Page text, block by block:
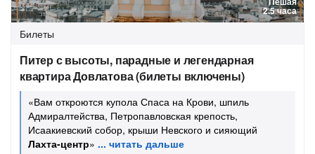
2.5 часа
Билеты
Питер с высоты, парадные и легендарная
квартира Довлатова (билеты включены)
«Вам откроются купола Спаса на Крови, шпиль
Адмиралтейства, Петропавловская крепость,
Исаакиевский собор, крыши Невского и сияющий
Лахта-центр»